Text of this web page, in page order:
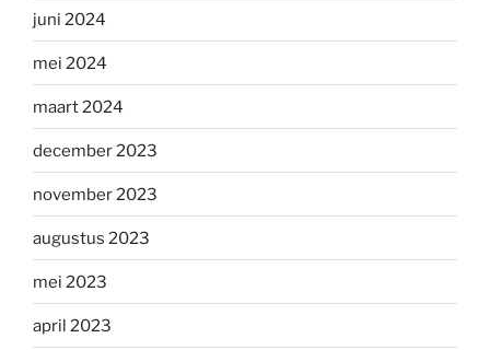
juni 2024
mei 2024
maart 2024
december 2023
november 2023
augustus 2023
mei 2023
april 2023